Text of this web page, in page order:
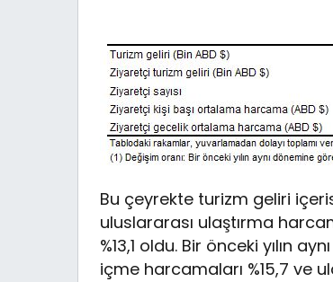
Bu çeyrekte turizm geliri
uluslararası ulaştırma
%13,1 oldu. Bir önceki yılın
içme harcamaları %15,7 ve